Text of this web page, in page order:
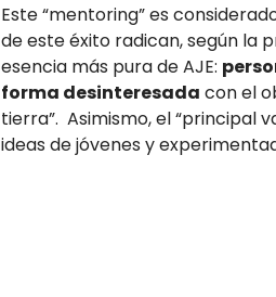
Este “mentoring” es
de este éxito radican, según la
esencia más pura de AJE:
forma desinteresada con el
tierra”. Asimismo, el “principal
ideas de jóvenes y